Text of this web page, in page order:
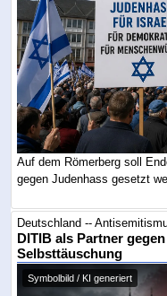
Auf dem Römerberg soll
gegen Judenhass gesetzt
Deutschland --
DITIB als Partner
Selbsttäuschung
Symbolbild / KI generiert